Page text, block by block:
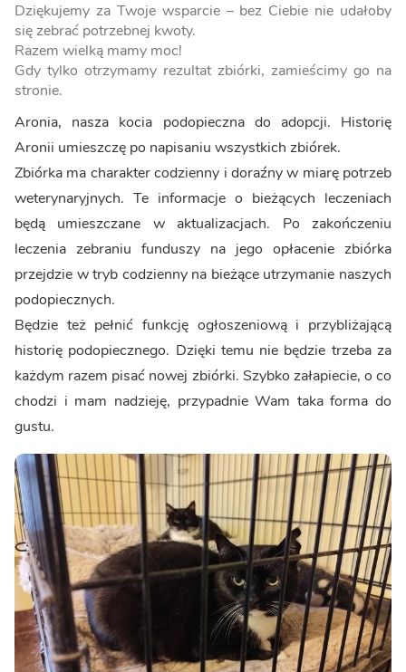
Dziękujemy za Twoje wsparcie – bez Ciebie nie udałoby
się zebrać potrzebnej kwoty.
Razem wielką mamy moc!
Gdy tylko otrzymamy rezultat zbiórki, zamieścimy go na
stronie.
Aronia, nasza kocia podopieczna do adopcji. Historię
Aronii umieszczę po napisaniu wszystkich zbiórek.
Zbiórka ma charakter codzienny i doraźny w miarę potrzeb
weterynaryjnych. Te informacje o bieżących leczeniach
będą umieszczane w aktualizacjach. Po zakończeniu
leczenia zebraniu funduszy na jego opłacenie zbiórka
przejdzie w tryb codzienny na bieżące utrzymanie naszych
podopiecznych.
Będzie też pełnić funkcję ogłoszeniową i przybliżającą
historię podopiecznego. Dzięki temu nie będzie trzeba za
każdym razem pisać nowej zbiórki. Szybko załapiecie, o co
chodzi i mam nadzieję, przypadnie Wam taka forma do
gustu.